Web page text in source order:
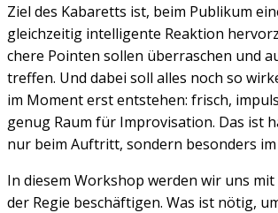
Ziel des Kaba­retts ist, beim Publi­kum
gleich­zei­tig intel­li­gen­te Reak­ti­on
che­re Poin­ten sol­len über­ra­schen und
tref­fen. Und dabei soll alles noch so
im Moment erst ent­ste­hen: frisch,
genug Raum für Impro­vi­sa­ti­on. Das ist
nur beim Auf­tritt, son­dern beson­ders
In die­sem Work­shop wer­den wir uns
der Regie beschäf­ti­gen. Was ist nötig,